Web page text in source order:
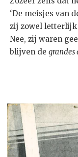
‘De meisjes van
zij zowel
Nee, zij waren
blijven de grandes